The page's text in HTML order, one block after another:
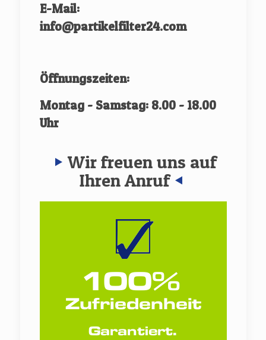
E-Mail:
info@partikelfilter24.com
Öffnungszeiten:
Montag - Samstag: 8.00 - 18.00
Uhr
Wir freuen uns auf
Ihren Anruf